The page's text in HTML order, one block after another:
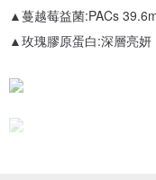
▲蔓越莓益菌:PACs
▲玫瑰膠原蛋白:深層亮妍